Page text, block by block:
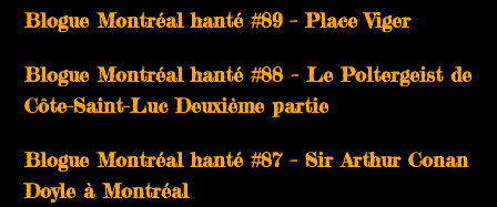
Blogue Montréal hanté #89 – Place Viger
Blogue Montréal hanté #88 – Le Poltergeist de
Côte-Saint-Luc Deuxième partie
Blogue Montréal hanté #87 – Sir Arthur Conan
Doyle à Montréal